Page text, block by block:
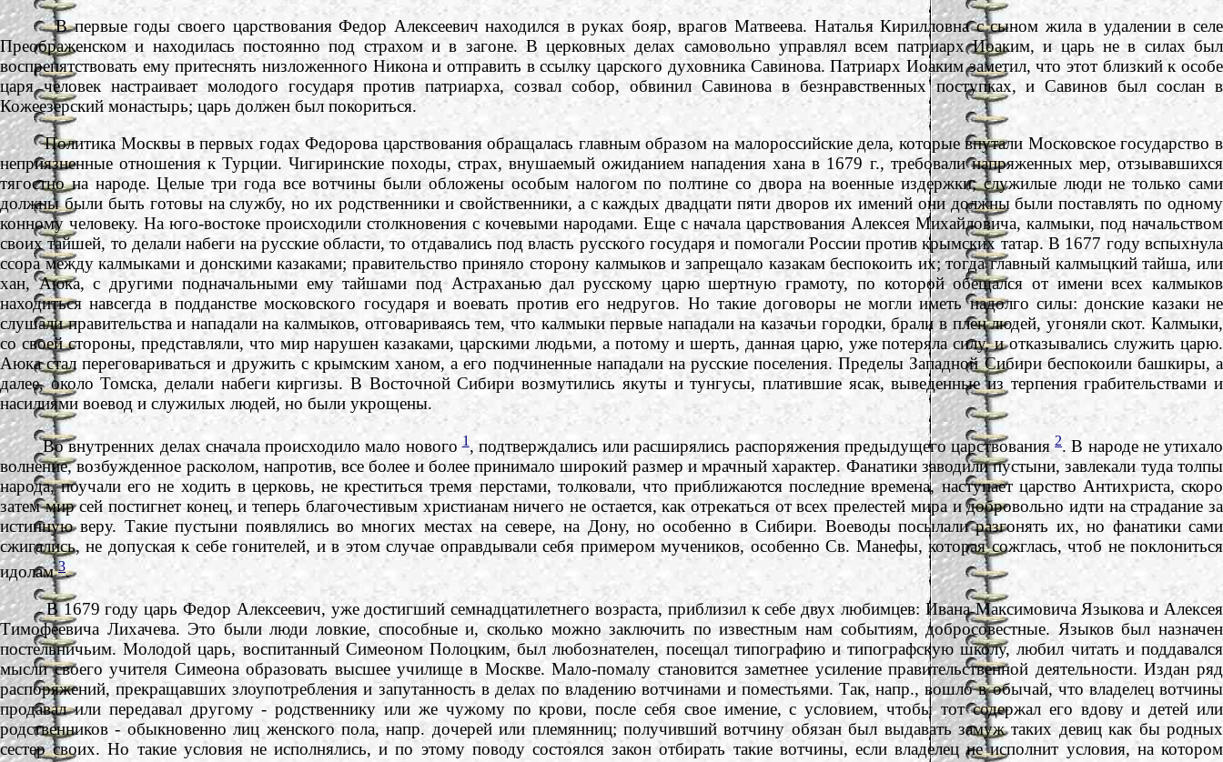
В первые годы своего царствования Федор Алексеевич находился в руках бояр, врагов Матвеева. Наталья Кирилловна с сыном жила в удалении в селе
Преображенском и находилась постоянно под страхом и в загоне. В церковных делах самовольно управлял всем патриарх Иоаким, и царь не в силах был
воспрепятствовать ему притеснять низложенного Никона и отправить в ссылку царского духовника Савинова. Патриарх Иоаким заметил, что этот близкий к особе
царя человек настраивает молодого государя против патриарха, созвал собор, обвинил Савинова в безнравственных поступках, и Савинов был сослан в
Кожеезерский монастырь; царь должен был покориться.
Политика Москвы в первых годах Федорова царствования обращалась главным образом на малороссийские дела, которые впутали Московское государство в
неприязненные отношения к Турции. Чигиринские походы, страх, внушаемый ожиданием нападения хана в 1679 г., требовали напряженных мер, отзывавшихся
тягостно на народе. Целые три года все вотчины были обложены особым налогом по полтине со двора на военные издержки; служилые люди не только сами
должны были быть готовы на службу, но их родственники и свойственники, а с каждых двадцати пяти дворов их имений они должны были поставлять по одному
конному человеку. На юго-востоке происходили столкновения с кочевыми народами. Еще с начала царствования Алексея Михайловича, калмыки, под начальством
своих тайшей, то делали набеги на русские области, то отдавались под власть русского государя и помогали России против крымских татар. В 1677 году вспыхнула
ссора между калмыками и донскими казаками; правительство приняло сторону калмыков и запрещало казакам беспокоить их; тогда главный калмыцкий тайша, или
хан, Аюка, с другими подначальными ему тайшами под Астраханью дал русскому царю шертную грамоту, по которой обещался от имени всех калмыков
находиться навсегда в подданстве московского государя и воевать против его недругов. Но такие договоры не могли иметь надолго силы: донские казаки не
слушали правительства и нападали на калмыков, отговариваясь тем, что калмыки первые нападали на казачьи городки, брали в плен людей, угоняли скот. Калмыки,
со своей стороны, представляли, что мир нарушен казаками, царскими людьми, а потому и шерть, данная царю, уже потеряла силу, и отказывались служить царю.
Аюка стал переговариваться и дружить с крымским ханом, а его подчиненные нападали на русские поселения. Пределы Западной Сибири беспокоили башкиры, а
далее, около Томска, делали набеги киргизы. В Восточной Сибири возмутились якуты и тунгусы, платившие ясак, выведенные из терпения грабительствами и
насилиями воевод и служилых людей, но были укрощены.
Во внутренних делах сначала происходило мало нового1, подтверждались или расширялись распоряжения предыдущего царствования2. В народе не утихало
волнение, возбужденное расколом, напротив, все более и более принимало широкий размер и мрачный характер. Фанатики заводили пустыни, завлекали туда толпы
народа, поучали его не ходить в церковь, не креститься тремя перстами, толковали, что приближаются последние времена, наступает царство Антихриста, скоро
затем мир сей постигнет конец, и теперь благочестивым христианам ничего не остается, как отрекаться от всех прелестей мира и добровольно идти на страдание за
истинную веру. Такие пустыни появлялись во многих местах на севере, на Дону, но особенно в Сибири. Воеводы посылали разгонять их, но фанатики сами
сжигались, не допуская к себе гонителей, и в этом случае оправдывали себя примером мучеников, особенно Св. Манефы, которая сожглась, чтоб не поклониться
идолам3.
В 1679 году царь Федор Алексеевич, уже достигший семнадцатилетнего возраста, приблизил к себе двух любимцев: Ивана Максимовича Языкова и Алексея
Тимофеевича Лихачева. Это были люди ловкие, способные и, сколько можно заключить по известным нам событиям, добросовестные. Языков был назначен
постельничьим. Молодой царь, воспитанный Симеоном Полоцким, был любознателен, посещал типографию и типографскую школу, любил читать и поддавался
мысли своего учителя Симеона образовать высшее училище в Москве. Мало-помалу становится заметнее усиление правительственной деятельности. Издан ряд
распоряжений, прекращавших злоупотребления и запутанность в делах по владению вотчинами и поместьями. Так, напр., вошло в обычай, что владелец вотчины
продавал или передавал другому - родственнику или же чужому по крови, после себя свое имение, с условием, чтобы тот содержал его вдову и детей или
родственников - обыкновенно лиц женского пола, напр. дочерей или племянниц; получивший вотчину обязан был выдавать замуж таких девиц как бы родных
сестер своих. Но такие условия не исполнялись, и по этому поводу состоялся закон отбирать такие вотчины, если владелец не исполнит условия, на котором